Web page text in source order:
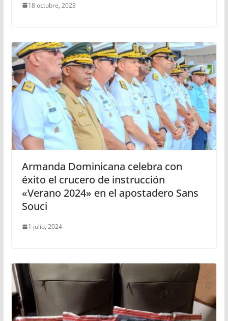
18 octubre, 2023
Armanda Dominicana celebra con
éxito el crucero de instrucción
«Verano 2024» en el apostadero Sans
Souci
1 julio, 2024